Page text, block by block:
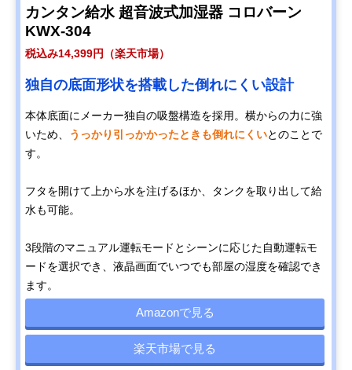
カンタン給水 超音波式加湿器 コロバーン
KWX-304
税込み14,399円（楽天市場）
独自の底面形状を搭載した倒れにくい設計
本体底面にメーカー独自の吸盤構造を採用。横からの力に強
いため、
うっかり引っかかったときも倒れにくいとのことで
す。
フタを開けて上から水を注げるほか、タンクを取り出して給
水も可能。
3段階のマニュアル運転モードとシーンに応じた自動運転モ
ードを選択でき、液晶画面でいつでも部屋の湿度を確認でき
ます。
Amazonで見る
楽天市場で見る